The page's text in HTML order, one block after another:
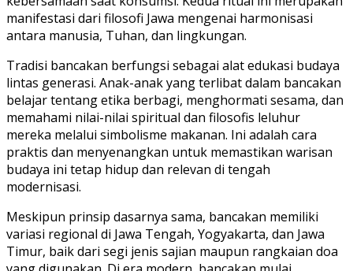
manifestasi dari filosofi Jawa mengenai harmonisasi
antara manusia, Tuhan, dan lingkungan.
Tradisi bancakan berfungsi sebagai alat edukasi budaya
lintas generasi. Anak-anak yang terlibat dalam bancakan
belajar tentang etika berbagi, menghormati sesama, dan
memahami nilai-nilai spiritual dan filosofis leluhur
mereka melalui simbolisme makanan. Ini adalah cara
praktis dan menyenangkan untuk memastikan warisan
budaya ini tetap hidup dan relevan di tengah
modernisasi.
Meskipun prinsip dasarnya sama, bancakan memiliki
variasi regional di Jawa Tengah, Yogyakarta, dan Jawa
Timur, baik dari segi jenis sajian maupun rangkaian doa